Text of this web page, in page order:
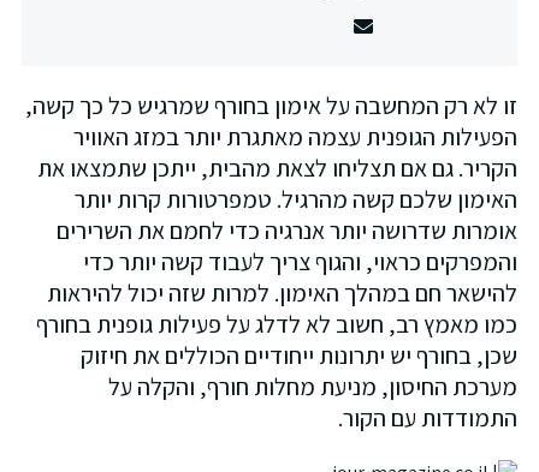
לא רק המחשבה על אימון בחורף שמרגיש כל כך קשה,
הגופנית עצמה מאתגרת יותר במזג האוויר
גם אם תצליחו לצאת מהבית, ייתכן שתמצאו את
שלכם קשה מהרגיל. טמפרטורות קרות יותר
שדרושה יותר אנרגיה כדי לחמם את השרירים
כראוי, והגוף צריך לעבוד קשה יותר כדי
חם במהלך האימון. למרות שזה יכול להיראות
מאמץ רב, חשוב לא לדלג על פעילות גופנית בחורף
בחורף יש יתרונות ייחודיים הכוללים את חיזוק
החיסון, מניעת מחלות חורף, והקלה על
עם הקור.